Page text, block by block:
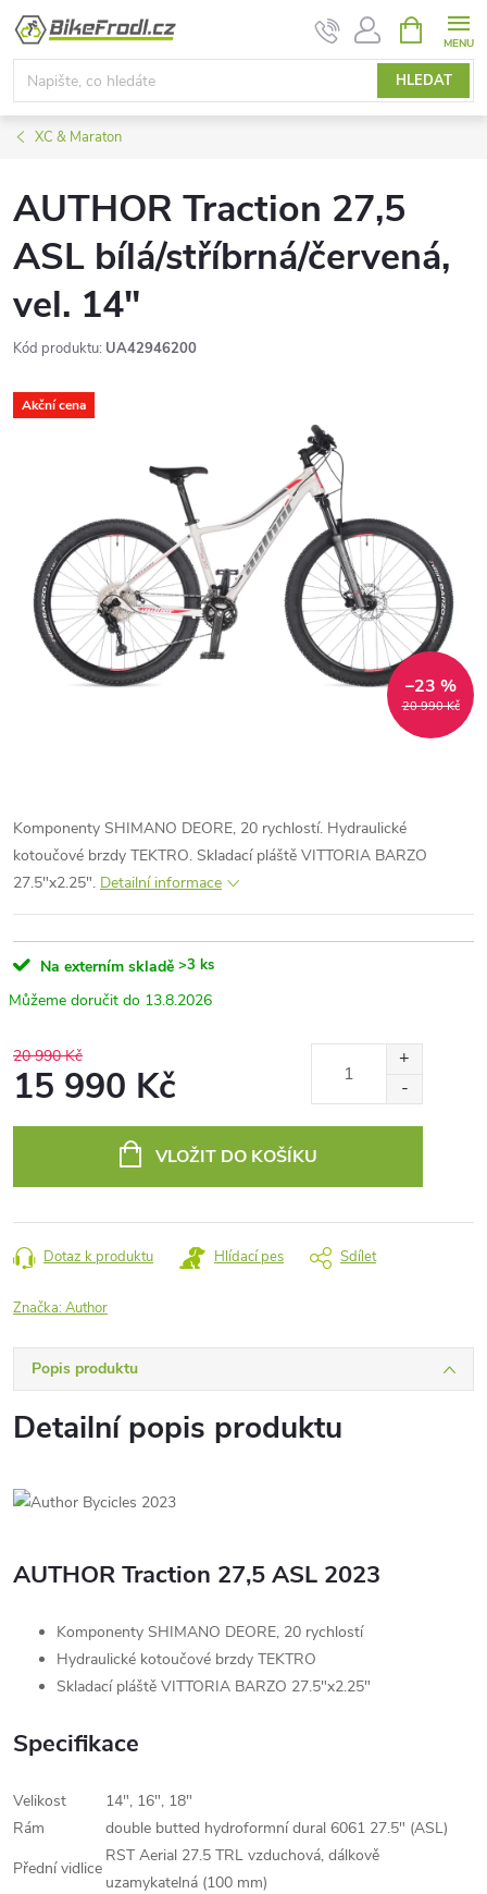
Přejít
obsah
HLEDAT
NÁKUPNÍ
KOŠÍK
XC & Maraton
AUTHOR Traction 27,5
ASL bílá/stříbrná/červená,
vel. 14"
Kód produktu: UA42946200
Akční cena
20 990 Kč
–23 %
Komponenty SHIMANO DEORE, 20 rychlostí. Hydraulické
kotoučové brzdy TEKTRO. Skladací pláště VITTORIA BARZO
27.5"x2.25". Detailní informace
Na externím skladě >3 ks
13.8.2026
20 990 Kč
15 990 Kč
VLOŽIT DO KOŠÍKU
Dotaz k produktu Hlídací pes Sdílet
Značka:Author
Popis produktu
Detailní popis produktu
AUTHOR Traction 27,5 ASL 2023
Komponenty SHIMANO DEORE, 20 rychlostí
Hydraulické kotoučové brzdy TEKTRO
Skladací pláště VITTORIA BARZO 27.5"x2.25"
Specifikace
Velikost
14", 16", 18"
Rám
double butted hydroformní dural 6061 27.5" (ASL)
Přední vidlice
RST Aerial 27.5 TRL vzduchová, dálkově
uzamykatelná (100 mm)